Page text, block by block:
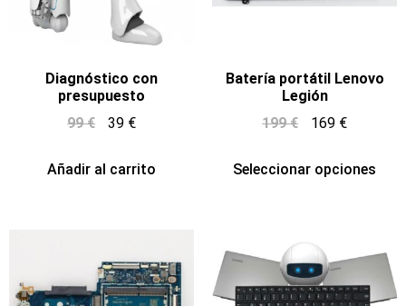
Diagnóstico con
presupuesto
99€ 39 €
Añadir al carrito
Batería portátil Lenovo
Legión
199€ 169 €
Seleccionar opciones